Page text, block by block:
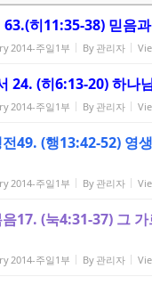
히11:35-38) 믿음
2014-주일1부 By 관리자
24. (히6:13-20) 하나
2014-주일1부 By 관리자
49. (행13:42-52) 영
2014-주일1부 By 관리자
17. (눅4:31-37) 그
2014-주일1부 By 관리자